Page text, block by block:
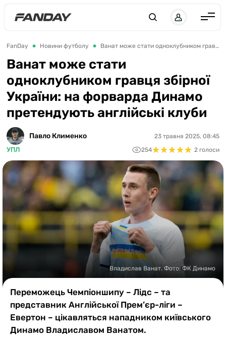
Німеччина
Італія
Франція
Україна
ЛЧ
ЛЕ
ЧЕ-2028
Букмекери
Казино
FanDay Новини футболу Ванат може стати одноклубником гравця збірної України: на форварда Динамо претендують англійські клуби
Ванат може стати
одноклубником гравця збірної
України: на форварда Динамо
претендують англійські клуби
Павло Клименко
УПЛ
23 травня 2025, 08:45
254★★★★★
★★★★★ 2 голоси
Владислав Ванат. Фото: ФК Динамо
Переможець Чемпіоншипу – Лідс – та
представник Англійської Прем’єр-ліги –
Евертон – цікавляться нападником київського
Динамо Владиславом Ванатом.